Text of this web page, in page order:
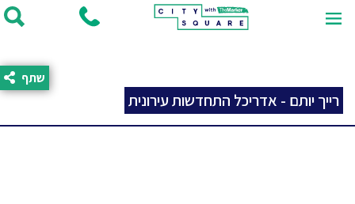
רייך יותם - אדריכל התחדשות עירונית
שתף